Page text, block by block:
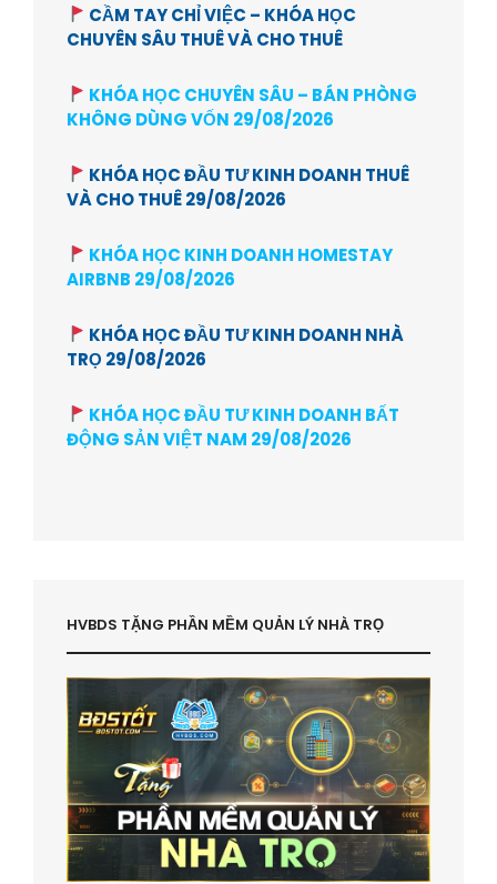
CẦM TAY CHỈ VIỆC – KHÓA HỌC
CHUYÊN SÂU THUÊ VÀ CHO THUÊ
KHÓA HỌC CHUYÊN SÂU – BÁN PHÒNG
KHÔNG DÙNG VỐN 29/08/2026
KHÓA HỌC ĐẦU TƯ KINH DOANH THUÊ
VÀ CHO THUÊ 29/08/2026
KHÓA HỌC KINH DOANH HOMESTAY
AIRBNB 29/08/2026
KHÓA HỌC ĐẦU TƯ KINH DOANH NHÀ
TRỌ 29/08/2026
KHÓA HỌC ĐẦU TƯ KINH DOANH BẤT
ĐỘNG SẢN VIỆT NAM 29/08/2026
HVBDS TẶNG PHẦN MỀM QUẢN LÝ NHÀ TRỌ